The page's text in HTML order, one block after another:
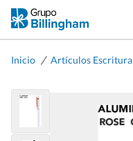
Inicio / Artículos Escritura